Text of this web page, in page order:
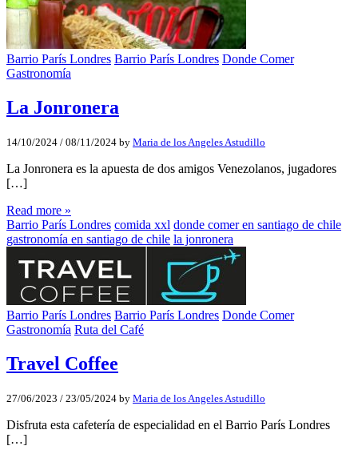
Barrio París Londres Barrio París Londres Donde Comer
Gastronomía
La Jonronera
14/10/2024 / 08/11/2024 by Maria de los Angeles Astudillo
La Jonronera es la apuesta de dos amigos Venezolanos, jugadores
[…]
Read more »
Barrio París Londres comida xxl donde comer en santiago de chile
gastronomía en santiago de chile la jonronera
Barrio París Londres Barrio París Londres Donde Comer
Gastronomía Ruta del Café
Travel Coffee
27/06/2023 / 23/05/2024 by Maria de los Angeles Astudillo
Disfruta esta cafetería de especialidad en el Barrio París Londres
[…]